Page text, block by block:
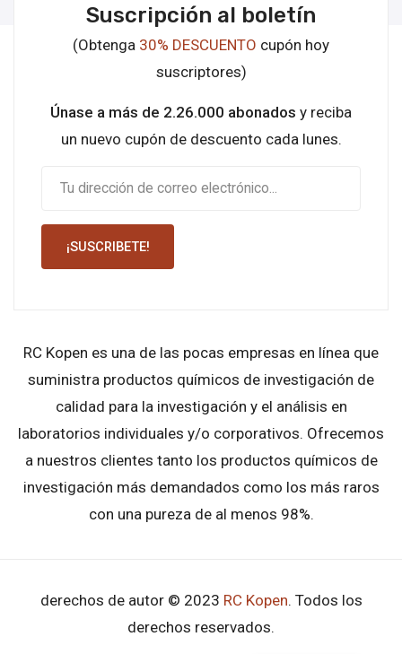
Suscripción al boletín
(Obtenga 30% DESCUENTO cupón hoy
suscriptores)
Únase a más de 2.26.000 abonados y reciba
un nuevo cupón de descuento cada lunes.
¡SUSCRIBETE!
RC Kopen es una de las pocas empresas en línea que
suministra productos químicos de investigación de
calidad para la investigación y el análisis en
laboratorios individuales y/o corporativos. Ofrecemos
a nuestros clientes tanto los productos químicos de
investigación más demandados como los más raros
con una pureza de al menos 98%.
derechos de autor © 2023 RC Kopen. Todos los
derechos reservados.